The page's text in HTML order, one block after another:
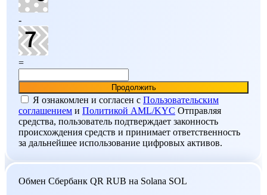
-
=
Я ознакомлен и согласен c Пользовательским
соглашением и Политикой AML/KYC Отправляя
средства, пользователь подтверждает законность
происхождения средств и принимает ответственность
за дальнейшее использование цифровых активов.
Обмен Сбербанк QR RUB на Solana SOL